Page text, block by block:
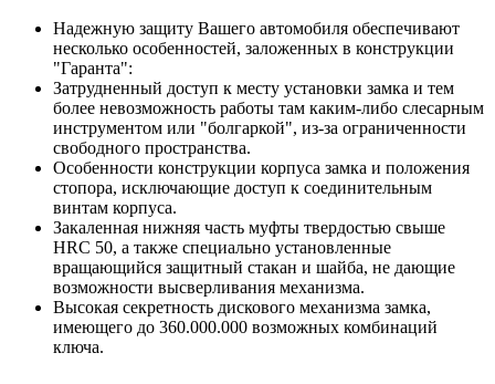
Надежную защиту Вашего автомобиля обеспечивают
несколько особенностей, заложенных в конструкции
"Гаранта":
Затрудненный доступ к месту установки замка и тем
более невозможность работы там каким-либо слесарным
инструментом или "болгаркой", из-за ограниченности
свободного пространства.
Особенности конструкции корпуса замка и положения
стопора, исключающие доступ к соединительным
винтам корпуса.
Закаленная нижняя часть муфты твердостью свыше
HRC 50, а также специально установленные
вращающийся защитный стакан и шайба, не дающие
возможности высверливания механизма.
Высокая секретность дискового механизма замка,
имеющего до 360.000.000 возможных комбинаций
ключа.